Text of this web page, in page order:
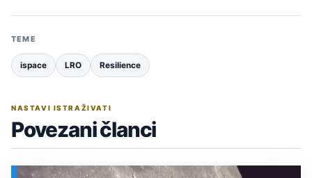
TEME
ispace LRO Resilience
NASTAVI ISTRAŽIVATI
Povezani članci